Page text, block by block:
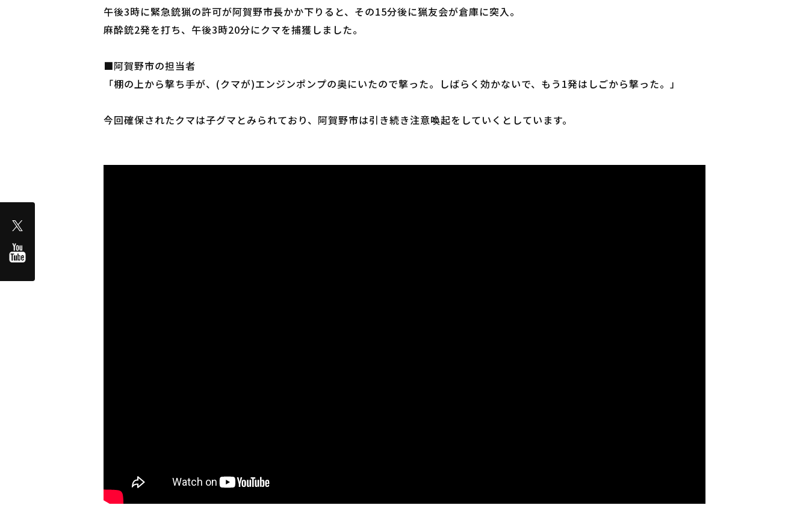
午後3時に緊急銃猟の許可が阿賀野市長かか下りると、その15分後に猟友会が倉庫に突入。
麻酔銃2発を打ち、午後3時20分にクマを捕獲しました。
■阿賀野市の担当者
「棚の上から撃ち手が、(クマが)エンジンポンプの奥にいたので撃った。しばらく効かないで、もう1発はしごから撃った。」
今回確保されたクマは子グマとみられており、阿賀野市は引き続き注意喚起をしていくとしています。